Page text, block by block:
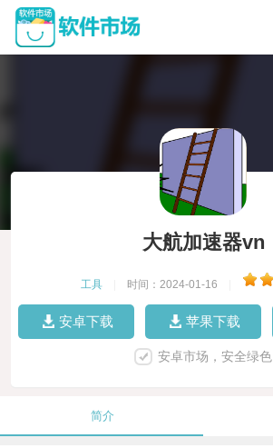
大航加速器vn
工具 时间：2024-01-16
安卓下载 苹果下载
安卓市场，安全绿色
简介